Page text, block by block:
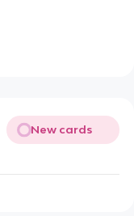
New cards